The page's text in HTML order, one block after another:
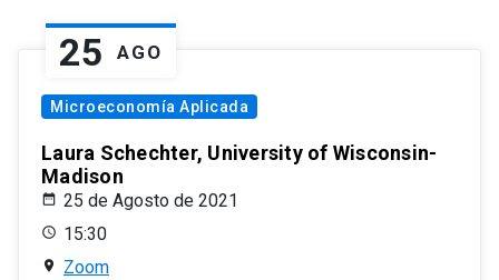
25 AGO
Microeconomía Aplicada
Laura Schechter, University of Wisconsin-
Madison
25 de Agosto de 2021
15:30
Zoom